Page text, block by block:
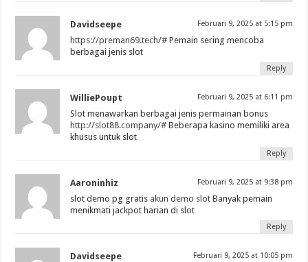
Davidseepe Februari 9, 2025 at 5:15 pm
https://preman69.tech/# Pemain sering mencoba
berbagai jenis slot
Reply
WilliePoupt Februari 9, 2025 at 6:11 pm
Slot menawarkan berbagai jenis permainan bonus
http://slot88.company/# Beberapa kasino memiliki area
khusus untuk slot
Reply
Aaroninhiz Februari 9, 2025 at 9:38 pm
slot demo pg gratis akun demo slot Banyak pemain
menikmati jackpot harian di slot
Reply
Davidseepe Februari 9, 2025 at 10:05 pm